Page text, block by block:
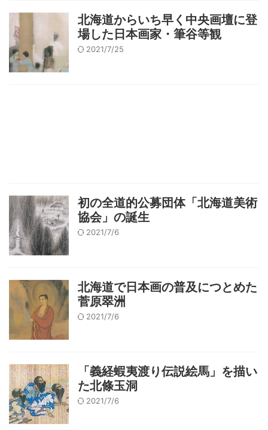
北海道からいち早く中央画壇に登
場した日本画家・筆谷等観
2021/7/25
初の全道的公募団体「北海道美術
協会」の誕生
2021/7/6
北海道で日本画の普及につとめた
菅原翠洲
2021/7/6
「義経蝦夷渡り伝説絵馬」を描い
た北條玉洞
2021/7/6